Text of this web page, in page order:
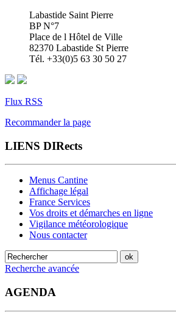
Labastide Saint Pierre
BP N°7
Place de l Hôtel de Ville
82370 Labastide St Pierre
Tél. +33(0)5 63 30 50 27
Flux RSS
Recommander la page
LIENS DIRects
Menus Cantine
Affichage légal
France Services
Vos droits et démarches en ligne
Vigilance météorologique
Nous contacter
Recherche avancée
AGENDA